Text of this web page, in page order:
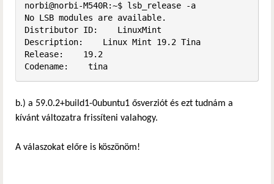
norbi@norbi-M540R:~$ lsb_release -a
No LSB modules are available.
Distributor ID:    LinuxMint
Description:    Linux Mint 19.2 Tina
Release:    19.2
Codename:    tina
b.) a 59.0.2+build1-0ubuntu1 ősverziót és ezt tudnám a
kívánt változatra frissíteni valahogy.
A válaszokat előre is köszönöm!